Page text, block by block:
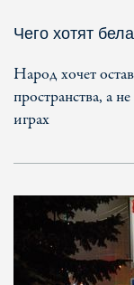
Чего хотят
Народ хочет
пространства, а
играх